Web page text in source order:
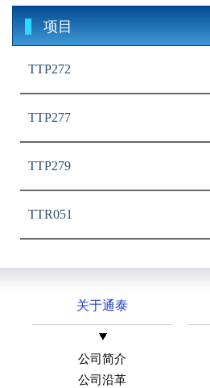
项目
TTP272
TTP277
TTP279
TTR051
关于通泰
公司简介
公司沿革